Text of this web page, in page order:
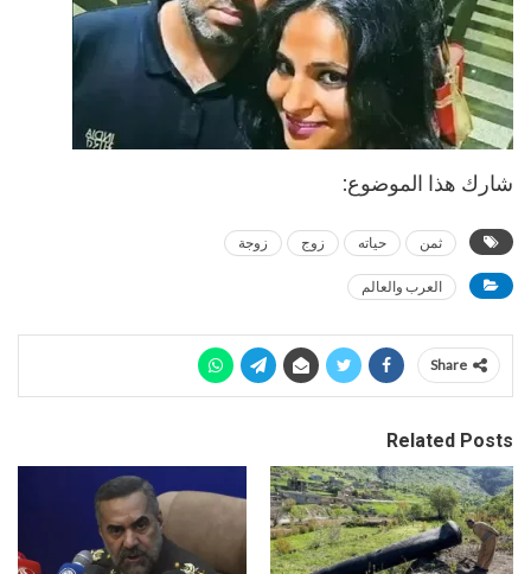
شارك هذا الموضوع:
ثمن حياته زوج زوجة
العرب والعالم
Share
Related Posts